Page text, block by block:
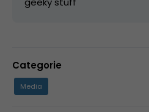
Categorie
Media